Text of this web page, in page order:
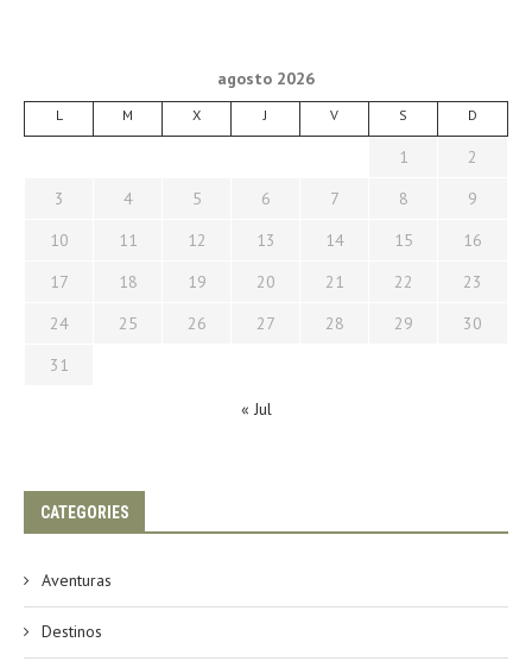
agosto 2026
L M X J V S D
1
2
3
4 5 6 7 8
9
10
11 12 13 14 15
16
17
18 19 20 21 22
23
24
25 26 27 28 29
30
31
« Jul
CATEGORIES
Aventuras
Destinos